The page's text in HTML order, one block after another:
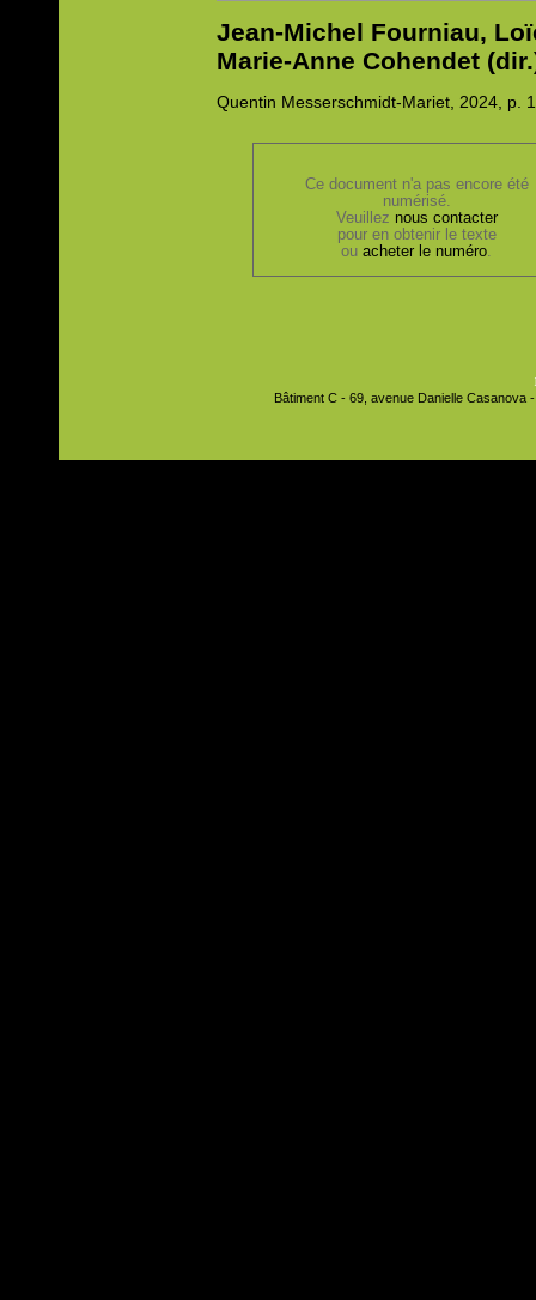
Jean-Michel Fourniau,
Marie-Anne Cohendet
Quentin Messerschmidt-Mariet, 2024, p.
Ce document n'a pas encore été
numérisé.
Veuillez nous contacter
pour en obtenir le texte
ouacheter le numéro.
Bâtiment C - 69, avenue Danielle